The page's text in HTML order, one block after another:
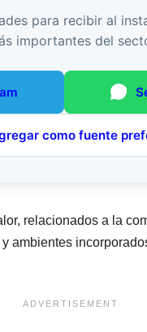
para recibir al
importantes del
como fuente
relacionados a la
ambientes